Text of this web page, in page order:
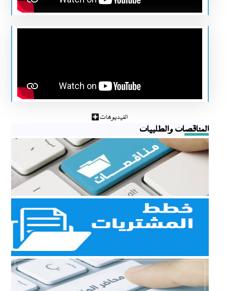
الفيديوهات
المناقصات والطلبيات
مناقصات
خطط المشتريات